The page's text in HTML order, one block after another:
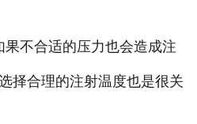
不合适的压力也会造成注
择合理的注射温度也是很关